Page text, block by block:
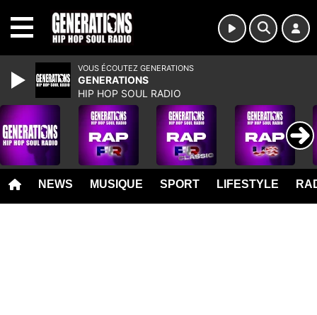
NEWS MUSIQUE SPORT LIFESTYLE
VOUS ÉCOUTEZ GENERATIONS
GENERATIONS
HIP HOP SOUL RADIO